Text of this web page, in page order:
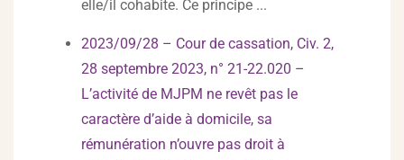
elle/il cohabite. Ce principe ...
2023/09/28 – Cour de cassation, Civ. 2,
28 septembre 2023, n° 21-22.020 –
L’activité de MJPM ne revêt pas le
caractère d’aide à domicile, sa
rémunération n’ouvre pas droit à